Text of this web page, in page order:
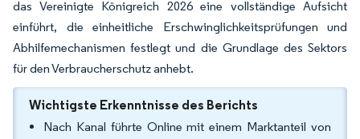
das Vereinigte Königreich 2026 eine vollständige Aufsicht
einführt, die einheitliche Erschwinglichkeitsprüfungen und
Abhilfemechanismen festlegt und die Grundlage des Sektors
für den Verbraucherschutz anhebt.
Wichtigste Erkenntnisse des Berichts
Nach Kanal führte Online mit einem Marktanteil von